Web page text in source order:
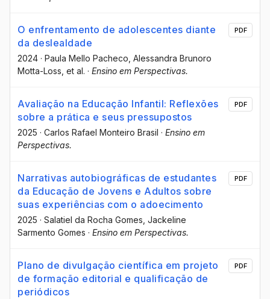
O enfrentamento de adolescentes diante
da deslealdade
2024 · Paula Mello Pacheco , Alessandra Brunoro
Motta-Loss , et al. · Ensino em Perspectivas.
PDF
Avaliação na Educação Infantil: Reflexões
sobre a prática e seus pressupostos
2025 · Carlos Rafael Monteiro Brasil · Ensino em
Perspectivas.
PDF
Narrativas autobiográficas de estudantes
da Educação de Jovens e Adultos sobre
suas experiências com o adoecimento
2025 · Salatiel da Rocha Gomes , Jackeline
Sarmento Gomes · Ensino em Perspectivas.
PDF
Plano de divulgação científica em projeto
de formação editorial e qualificação de
periódicos
PDF